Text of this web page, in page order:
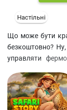
Настільні
Що може бути
безкоштовно?
управляти
карткові
цінністю на
Відкривайте